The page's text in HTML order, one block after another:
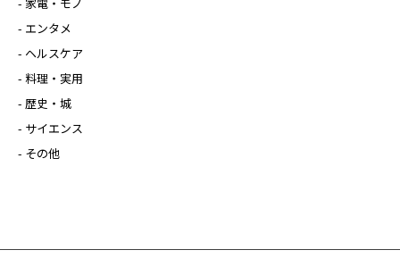
- エンタメ
- ヘルスケア
- 料理・実用
- 歴史・城
- サイエンス
- その他